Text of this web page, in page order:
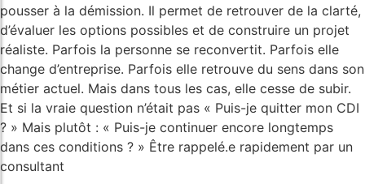
pousser à la démission. Il permet de retrouver de la clarté,
d’évaluer les options possibles et de construire un projet
réaliste. Parfois la personne se reconvertit. Parfois elle
change d’entreprise. Parfois elle retrouve du sens dans son
métier actuel. Mais dans tous les cas, elle cesse de subir.
Et si la vraie question n’était pas « Puis-je quitter mon CDI
? » Mais plutôt : « Puis-je continuer encore longtemps
dans ces conditions ? » Être rappelé.e rapidement par un
consultant